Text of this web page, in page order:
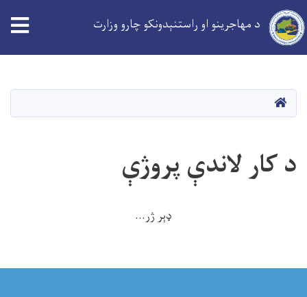
content
د مهاجرینو او راستنېدونکو چارو وزارت
کورپاڼه
د کار لاندې پروژې
ډېر ژر...